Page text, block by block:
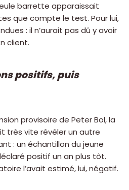
barrette apparaissait
que compte le test. Pour lui,
: il n’aurait pas dû y avoir
client.
positifs, puis
provisoire de Peter Bol, la
très vite révéler un autre
: un échantillon du jeune
positif un an plus tôt.
l’avait estimé, lui, négatif.